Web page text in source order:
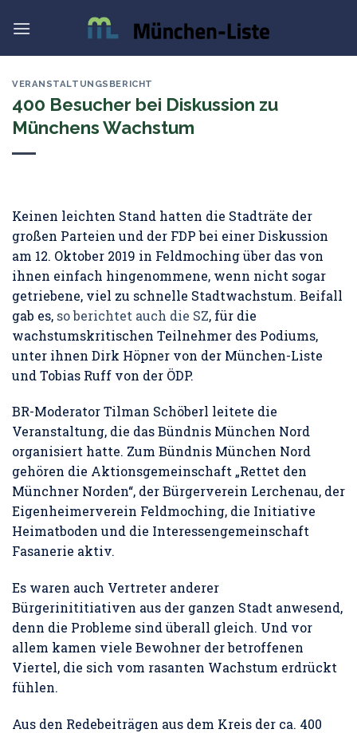
VERANSTALTUNGSBERICHT
400 Besucher bei Diskussion zu
Münchens Wachstum
Keinen leichten Stand hatten die Stadträte der
großen Parteien und der FDP bei einer Diskussion
am 12. Oktober 2019 in Feldmoching über das von
ihnen einfach hingenommene, wenn nicht sogar
getriebene, viel zu schnelle Stadtwachstum. Beifall
gab es, so berichtet auch die SZ, für die
wachstumskritischen Teilnehmer des Podiums,
unter ihnen Dirk Höpner von der München-Liste
und Tobias Ruff von der ÖDP.
BR-Moderator Tilman Schöberl leitete die
Veranstaltung, die das Bündnis München Nord
organisiert hatte. Zum Bündnis München Nord
gehören die Aktionsgemeinschaft „Rettet den
Münchner Norden“, der Bürgerverein Lerchenau, der
Eigenheimerverein Feldmoching, die Initiative
Heimatboden und die Interessengemeinschaft
Fasanerie aktiv.
Es waren auch Vertreter anderer
Bürgerinititiativen aus der ganzen Stadt anwesend,
denn die Probleme sind überall gleich. Und vor
allem kamen viele Bewohner der betroffenen
Viertel, die sich vom rasanten Wachstum erdrückt
fühlen.
Aus den Redebeiträgen aus dem Kreis der ca. 400